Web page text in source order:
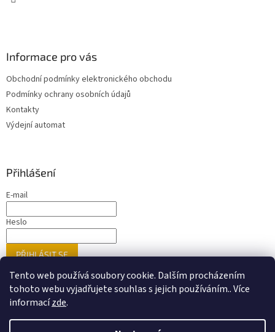
Tento web používá soubory cookie. Dalším procházením
tohoto webu vyjadřujete souhlas s jejich používáním.. Více
informacízde.
Informace pro vás
Obchodní podmínky elektronického obchodu
Podmínky ochrany osobních údajů
Kontakty
Výdejní automat
Přihlášení
E-mail
Heslo
PŘIHLÁSIT SE
Nová registraceZapomenuté heslo